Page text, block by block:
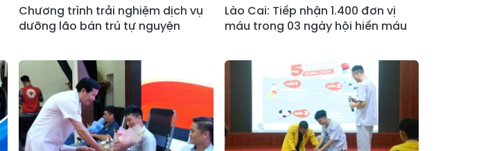
Xã Bảo Nhai
Xã Bản Liền
Xã Bắc Hà
Xã Tả Củ Tỷ
Xã Lùng Phình
Xã Pha Long
Xã Mường
Xã Bản Lầu
Xã Cao Sơn
Xã Si Ma Cai
Chương trình trải nghiệm dịch vụ
dưỡng lão bán trú tự nguyện
Lào Cai: Tiếp nhận 1.400 đơn vị
máu trong 03 ngày hội hiến máu